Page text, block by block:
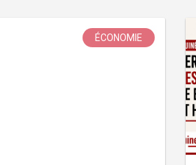
ÉCONOMIE